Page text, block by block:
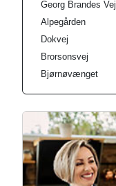
Georg Brandes Vej
Alpegården
Dokvej
Brorsonsvej
Bjørnøvænget